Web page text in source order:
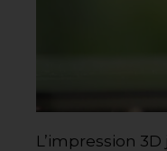
L’impression